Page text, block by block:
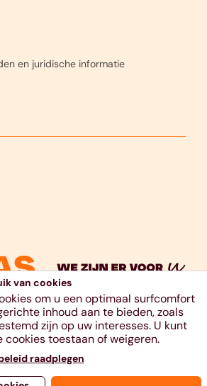
en juridische informatie
Halimi 10, 4000 Luik - RPR Luik - BTW
28 21 11 - www.ethias.be -
van cookies
om u een optimaal surfcomfort
inhoud aan te bieden, zoals
zijn op uw interesses. U kunt
cookies toestaan of weigeren.
raadplegen